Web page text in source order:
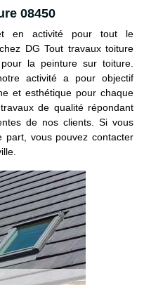
08450
en activité pour tout le
DG Tout travaux toiture
la peinture sur toiture.
activité a pour objectif
et esthétique pour chaque
de qualité répondant
de nos clients. Si vous
part, vous pouvez contacter